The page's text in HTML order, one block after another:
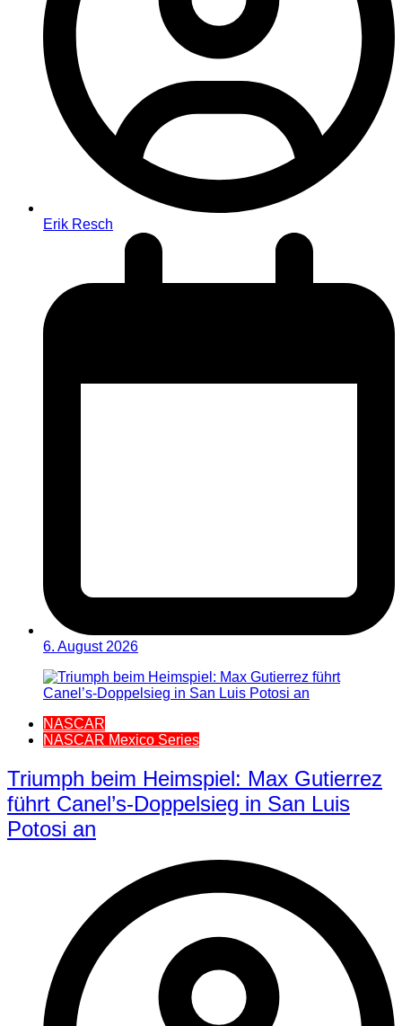
Erik Resch
6. August 2026
NASCAR
NASCAR Mexico Series
Triumph beim Heimspiel: Max Gutierrez
führt Canel’s-Doppelsieg in San Luis
Potosi an